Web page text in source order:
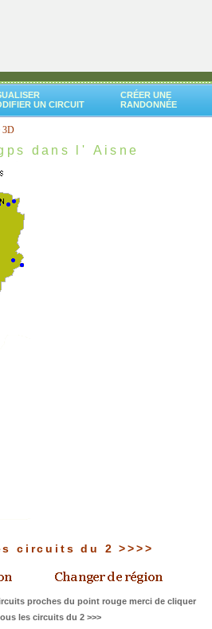
UN CIRCUIT
CRÉER UNE
RANDONNÉE
3D
dans l' Aisne
circuits du 2 >>>>
proches du point rouge merci de cliquer
les circuits du 2 >>>